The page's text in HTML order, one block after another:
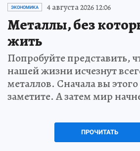
ЭКОНОМИКА 4 августа 2026 12:06
Металлы, без
жить
Попробуйте представить,
нашей жизни исчезнут
металлов. Сначала вы
заметите. А затем мир
ПРОЧИТАТЬ